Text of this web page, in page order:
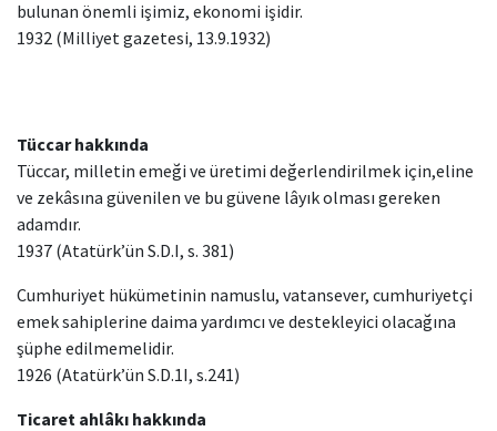
bulunan önemli işimiz, ekonomi işidir.
1932 (Milliyet gazetesi, 13.9.1932)
Tüccar hakkında
Tüccar, milletin emeği ve üretimi değerlendirilmek için,eline
ve zekâsına güvenilen ve bu güvene lâyık olması gereken
adamdır.
1937 (Atatürk’ün S.D.I, s. 381)
Cumhuriyet hükümetinin namuslu, vatansever, cumhuriyetçi
emek sahiplerine daima yardımcı ve destekleyici olacağına
şüphe edilmemelidir.
1926 (Atatürk’ün S.D.1I, s.241)
Ticaret ahlâkı hakkında